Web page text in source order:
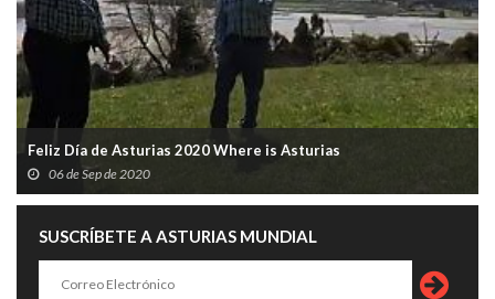
Feliz Día de Asturias 2020 Where is Asturias
06 de Sep de 2020
SUSCRÍBETE A ASTURIAS MUNDIAL